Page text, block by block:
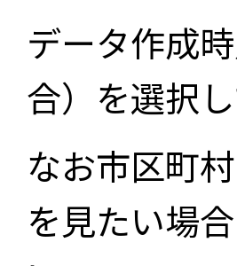
データ作成
合）を選択
なお市区町
を見たい場